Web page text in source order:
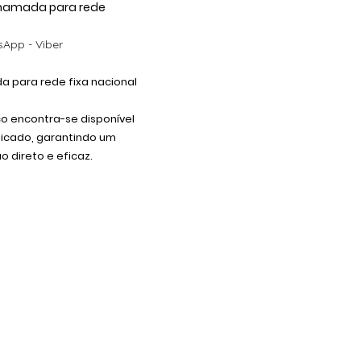
para rede
- Viber
para rede fixa nacional
encontra-se disponível
garantindo um
direto e eficaz.